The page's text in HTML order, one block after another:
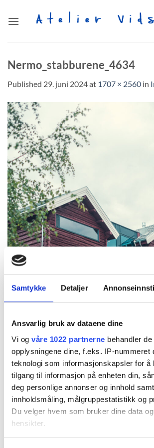
Samtykke Detaljer
Ansvarlig bruk av dataene dine
Vi og våre 1022 partnerne behandler
opplysningene dine, f.eks. IP-nummeret
teknologi som informasjonskapsler for å
tilgang til informasjon på enheten din,
deg personlige annonser og innhold
innholdsmåling, målgruppestatistikk og
Du velger hvem som bruker dine data
hensikter.
Nermo_stabburene_4634
Published 29. juni 2024at 1707 × 2560 in
Foto @gundersenogmeg